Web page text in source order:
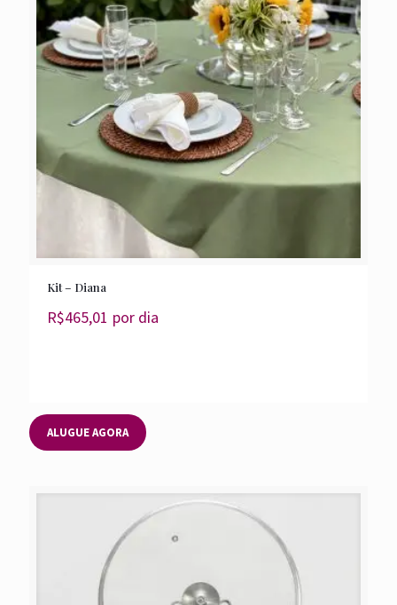
Kit – Diana
R$465,01 por dia
ALUGUE AGORA